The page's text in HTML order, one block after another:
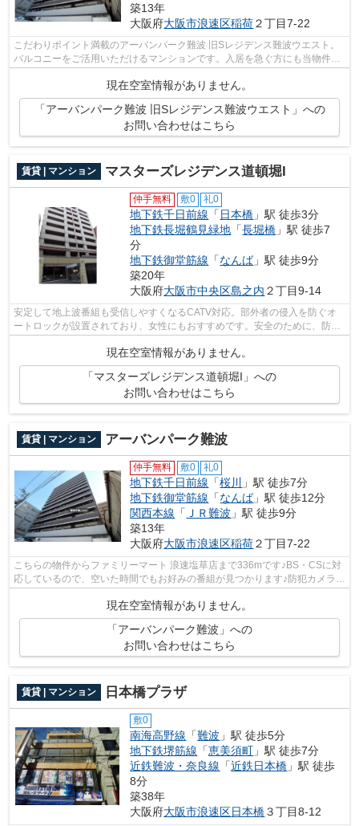
築13年
大阪府大阪市浪速区稲荷２丁目7-22
こだわりポイント満載のアーバンパーク難波 旧Sレジデンス難波ウエスト。
バルコニーをご活用いただけるマンションです。入居を急ぐ方にも当物件で
したら現在空き部屋なので一押しです...
現在空室情報がありません。
「アーバンパーク難波 旧Sレジデンス難波ウエスト」への
お問い合わせはこちら
賃貸 | マンション マスターズレジデンス道頓堀I
仲手無料 敷0 礼0
地下鉄千日前線 「 日本橋 」駅 徒歩3分
地下鉄長堀鶴見緑地 「長堀橋 」駅 徒歩7
分
地下鉄御堂筋線 「なんば」駅 徒歩9分
築20年
大阪府大阪市中央区島之内 ２丁目9-14
安定して地上波番組も受信しやすくなるCATV対応。部外者の侵入を防ぐオ
ートロックが設置されており、女性にもおすすめです。安全のために、防犯
現在空室情報がありません。
「マスターズレジデンス道頓堀I」への
お問い合わせはこちら
賃貸 | マンション アーバンパーク難波
仲手無料 敷0 礼0
地下鉄千日前線 「桜川
」駅 徒歩7分
地下鉄御堂筋線 「なんば」駅 徒歩12分
関西本線 「 ＪＲ難波 」駅 徒歩9分
築13年
大阪府大阪市浪速区稲荷２丁目7-22
こちらの物件からファミリーマート 浪速塩草店まで336mです♪BS・CSに対
応しているので、空いた時間でもお好みの番組が見つかります♪防犯カメラが
現在空室情報がありません。
「アーバンパーク難波」への
お問い合わせはこちら
賃貸 | マンション 日本橋プラザ
敷0
南海高野線 「難波 」駅 徒歩5分
地下鉄堺筋線 「恵美須町 」駅 徒歩7分
近鉄難波・奈良線 「近鉄日本橋 」駅 徒歩
8分
築38年
大阪府大阪市浪速区日本橋３丁目8-12